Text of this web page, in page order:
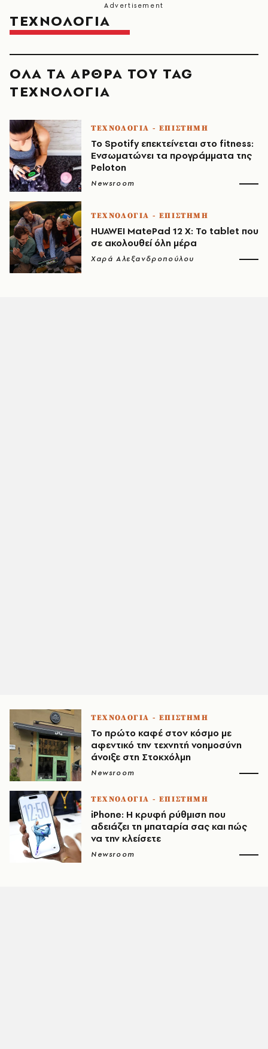
ΤΕΧΝΟΛΟΓΙΑ
ΟΛΑ ΤΑ ΑΡΘΡΑ ΤΟΥ TAG
ΤΕΧΝΟΛΟΓΙΑ
ΤΕΧΝΟΛΟΓΙΑ - ΕΠΙΣΤΗΜΗ
Το Spotify επεκτείνεται στο fitness:
Ενσωματώνει τα προγράμματα της
Peloton
Newsroom
ΤΕΧΝΟΛΟΓΙΑ - ΕΠΙΣΤΗΜΗ
HUAWEI MatePad 12 X: Το tablet που
σε ακολουθεί όλη μέρα
Χαρά Αλεξανδροπούλου
ΤΕΧΝΟΛΟΓΙΑ - ΕΠΙΣΤΗΜΗ
Το πρώτο καφέ στον κόσμο με
αφεντικό την τεχνητή νοημοσύνη
άνοιξε στη Στοκχόλμη
Newsroom
ΤΕΧΝΟΛΟΓΙΑ - ΕΠΙΣΤΗΜΗ
iPhone: Η κρυφή ρύθμιση που
αδειάζει τη μπαταρία σας και πώς
να την κλείσετε
Newsroom